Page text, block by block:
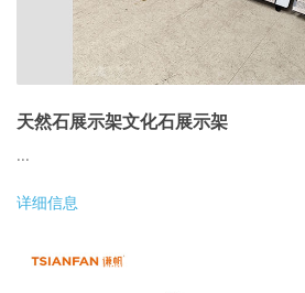
天然石展示架文化石展示架
...
详细信息